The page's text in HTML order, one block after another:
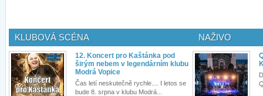
KLUBOVÁ SCÉNA
12. Koncert pro Kaštánka pod
širým nebem v legendárním klubu
Modrá Vopice
Čas letí neskutečně rychle.... I letos se
bude 8. srpna v klubu Modrá...
NAŽIVO